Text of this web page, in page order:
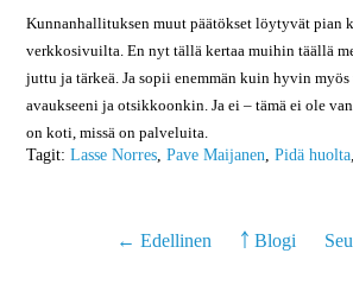
Kunnanhallituksen muut päätökset löytyvät pian
verkkosivuilta. En nyt tällä kertaa muihin täällä
juttu ja tärkeä. Ja sopii enemmän kuin hyvin
avaukseeni ja otsikkoonkin. Ja ei – tämä ei ole
on koti, missä on palveluita.
Tagit:Lasse Norres,Pave Maijanen,Pidä huolta
← Edellinen ￪ Blogi